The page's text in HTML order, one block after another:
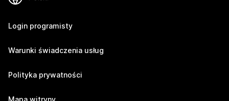
Login programisty
Warunki świadczenia usług
Polityka prywatności